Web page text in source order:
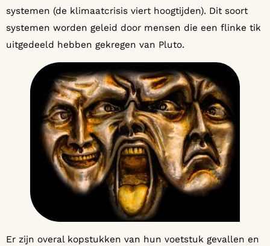
systemen (de klimaatcrisis viert hoogtijden). Dit soort
systemen worden geleid door mensen die een flinke tik
uitgedeeld hebben gekregen van Pluto.
Er zijn overal kopstukken van hun voetstuk gevallen en